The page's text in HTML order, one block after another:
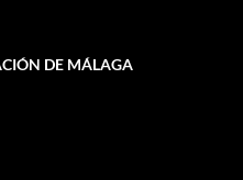
DE MÁLAGA